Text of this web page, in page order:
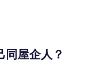
同屋企人？